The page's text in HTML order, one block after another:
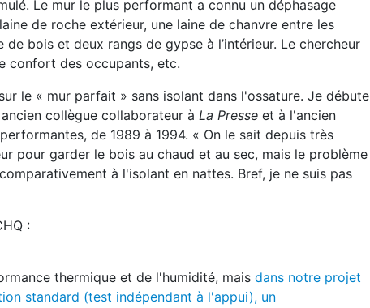
Le mur le plus performant a connu un déphasage
de roche extérieur, une laine de chanvre entre les
bois et deux rangs de gypse à l’intérieur. Le chercheur
confort des occupants, etc.
le « mur parfait » sans isolant dans l'ossature. Je débute
collègue collaborateur à La Presse et à l'ancien
de 1989 à 1994. « On le sait depuis très
pour garder le bois au chaud et au sec, mais le problème
à l'isolant en nattes. Bref, je ne suis pas
:
thermique et de l'humidité, mais dans notre projet
standard (test indépendant à l'appui), un